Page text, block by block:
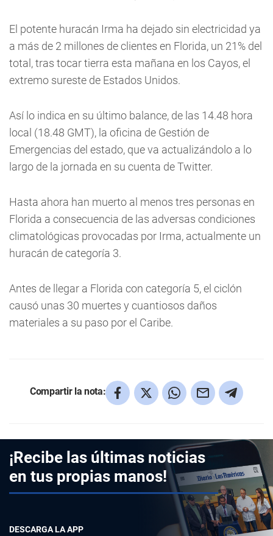
El potente huracán Irma ha dejado sin electricidad ya
a más de 2 millones de clientes en Florida, un 21% del
total, tras tocar tierra esta mañana en los Cayos, el
extremo sureste de Estados Unidos.
Así lo indica en su último balance, de las 14.48 hora
local (18.48 GMT), la oficina de Gestión de
Emergencias del estado, que va actualizándolo a lo
largo de la jornada en su cuenta de Twitter.
Hasta ahora han muerto al menos tres personas en
Florida a consecuencia de las adversas condiciones
climatológicas provocadas por Irma, actualmente un
huracán de categoría 3.
Antes de llegar a Florida con categoría 5, el ciclón
causó unas 30 muertes y cuantiosos daños
materiales a su paso por el Caribe.
Compartir la nota:
¡Recibe las últimas noticias
en tus propias manos!
DESCARGA LA APP